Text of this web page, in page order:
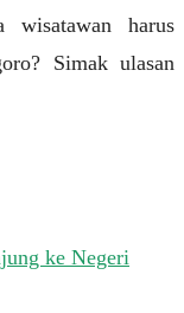
wisatawan harus
Simak ulasan
ke Negeri